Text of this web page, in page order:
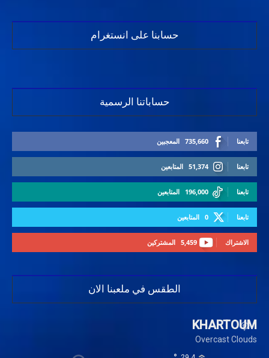
حسابنا على انستغرام
حساباتنا الرسمية
735,660 المعجبين تابعنا
51,374 المتابعين تابعنا
196,000 المتابعين تابعنا
0 المتابعين تابعنا
5,459 المشتركين الاشتراك
الطقس في ملعبنا الان
KHARTOUM
Overcast Clouds